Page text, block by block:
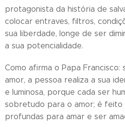
protagonista da história de
colocar entraves, filtros,
sua liberdade, longe de ser
a sua potencialidade.
Como afirma o Papa
amor, a pessoa realiza a sua
e luminosa, porque cada ser
sobretudo para o amor; é feito
profundas para amar e ser